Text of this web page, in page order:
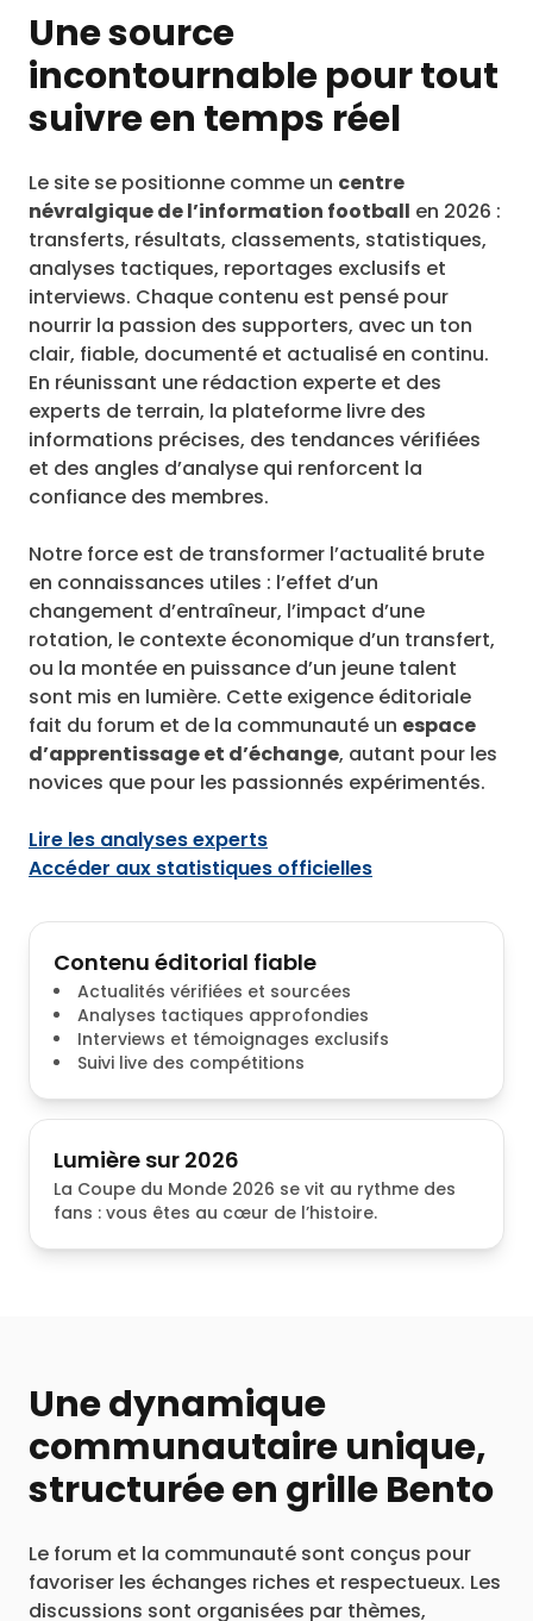
Une source
incontournable pour tout
suivre en temps réel
Le site se positionne comme un centre
névralgique de l’information football en 2026 :
transferts, résultats, classements, statistiques,
analyses tactiques, reportages exclusifs et
interviews. Chaque contenu est pensé pour
nourrir la passion des supporters, avec un ton
clair, fiable, documenté et actualisé en continu.
En réunissant une rédaction experte et des
experts de terrain, la plateforme livre des
informations précises, des tendances vérifiées
et des angles d’analyse qui renforcent la
confiance des membres.
Notre force est de transformer l’actualité brute
en connaissances utiles : l’effet d’un
changement d’entraîneur, l’impact d’une
rotation, le contexte économique d’un transfert,
ou la montée en puissance d’un jeune talent
sont mis en lumière. Cette exigence éditoriale
fait du forum et de la communauté un espace
d’apprentissage et d’échange, autant pour les
novices que pour les passionnés expérimentés.
Lire les analyses experts
Accéder aux statistiques officielles
Contenu éditorial fiable
Actualités vérifiées et sourcées
Analyses tactiques approfondies
Interviews et témoignages exclusifs
Suivi live des compétitions
Lumière sur 2026
La Coupe du Monde 2026 se vit au rythme des
fans : vous êtes au cœur de l’histoire.
Une dynamique
communautaire unique,
structurée en grille Bento
Le forum et la communauté sont conçus pour
favoriser les échanges riches et respectueux. Les
discussions sont organisées par thèmes,